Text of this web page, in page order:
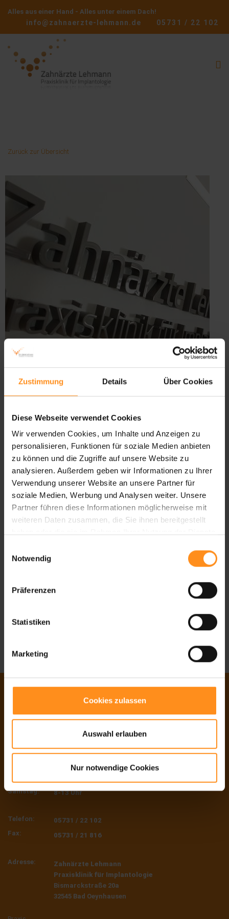
Zustimmung Details Über Cookies
Diese Webseite verwendet Cookies
Wir verwenden Cookies, um Inhalte und Anzeigen zu
personalisieren, Funktionen für soziale Medien anbieten
zu können und die Zugriffe auf unsere Website zu
analysieren. Außerdem geben wir Informationen zu Ihrer
Verwendung unserer Website an unsere Partner für
soziale Medien, Werbung und Analysen weiter. Unsere
Partner führen diese Informationen möglicherweise mit
weiteren Daten zusammen, die Sie ihnen bereitgestellt
Notwendig
Präferenzen
Statistiken
Marketing
Cookies zulassen
Auswahl erlauben
Nur notwendige Cookies
Alles aus einer Hand - Alles unter einem Dach!
info@zahnaerzte-lehmann.de 05731 / 22 102
Zurück zur Übersicht
8-19 Uhr
Samstag: 8-13 Uhr
Telefon:
05731 / 22 102
Fax:
05731 / 21 816
Adresse:
Zahnärzte Lehmann
Praxisklinik für Implantologie
Bismarckstraße 20a
32545 Bad Oeynhausen